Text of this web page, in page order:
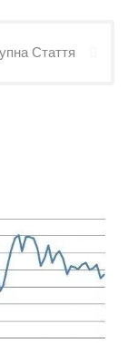
Стаття